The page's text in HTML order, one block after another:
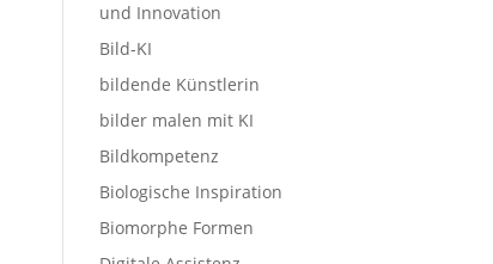
und Innovation
Bild-KI
bildende Künstlerin
bilder malen mit KI
Bildkompetenz
Biologische Inspiration
Biomorphe Formen